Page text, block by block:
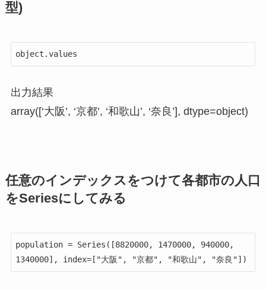
型)
object.values
出力結果
array([‘大阪’, ‘京都’, ‘和歌山’, ‘奈良’], dtype=object)
任意のインデックスをつけて各都市の人口
をSeriesにしてみる
population = Series([8820000, 1470000, 940000,